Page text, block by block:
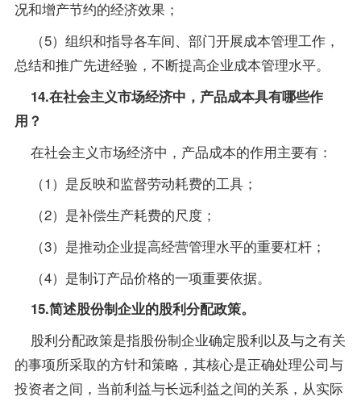
况和增产节约的经济效果；
（5）组织和指导各车间、部门开展成本管理工作，
总结和推广先进经验，不断提高企业成本管理水平。
14.在社会主义市场经济中，产品成本具有哪些作
用？
在社会主义市场经济中，产品成本的作用主要有：
（1）是反映和监督劳动耗费的工具；
（2）是补偿生产耗费的尺度；
（3）是推动企业提高经营管理水平的重要杠杆；
（4）是制订产品价格的一项重要依据。
15.简述股份制企业的股利分配政策。
股利分配政策是指股份制企业确定股利以及与之有关
的事项所采取的方针和策略，其核心是正确处理公司与
投资者之间，当前利益与长远利益之间的关系，从实际